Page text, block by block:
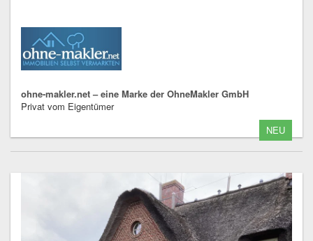
ohne-makler.net – eine Marke der OhneMakler GmbH
Privat vom Eigentümer
NEU